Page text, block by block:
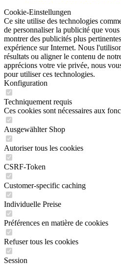
Cookie-Einstellungen
Ce site utilise des technologies
de personnaliser la publicité que
montrer des publicités plus
expérience sur Internet. Nous
résultats ou aligner le contenu de
apprécions votre vie privée, nous
pour utiliser ces technologies.
Konfiguration
Techniquement requis
Ces cookies sont nécessaires aux
Ausgewählter Shop
Autoriser tous les cookies
CSRF-Token
Customer-specific caching
Individuelle Preise
Préférences en matière de cookies
Refuser tous les cookies
Session